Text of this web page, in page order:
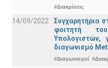
#Διακρίσεις
14/09/2022
Συγχαρητήρια
φοιτητή
Υπολογιστών,
διαγωνισμό
#Διαγωνισμοί